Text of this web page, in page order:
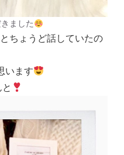
ました
ちょうど話していたの
います